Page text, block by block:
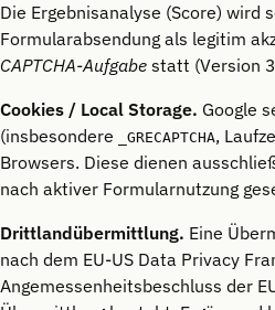
Die Ergebnisanalyse (Score) wird
Formularabsendung als legitim
CAPTCHA-Aufgabe statt (Version
Cookies / Local Storage. Google
(insbesondere
_GRECAPTCHA,
Browsers. Diese dienen
nach aktiver Formularnutzung
Drittlandübermittlung. Eine
nach dem EU-US Data Privacy
Angemessenheitsbeschluss der